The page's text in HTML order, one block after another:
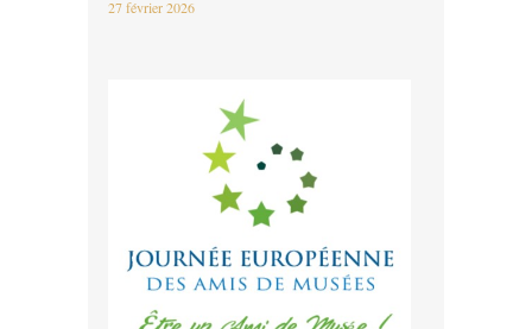
27 février 2026